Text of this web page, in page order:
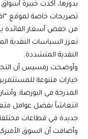
بدورها، أكدت خبيرة
تصريحات خاصة لموقع
من خفض أسعار الفائدة
تعزز السياسات النقدية
النقدية المتشددة.
وأوضحت رمسيس أن
خيارات متنوعة
المدرجة في البورصة.
انتعاشاً بفضل عوامل
جديدة في قطاعات مختلفة
وأضافت أن السوق